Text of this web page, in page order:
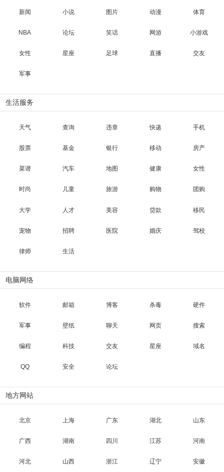
新闻 小说 图片 动漫 体育
NBA 论坛 笑话 网游 小游戏
女性 星座 足球 直播 交友
军事
生活服务
天气 查询 违章 快递 手机
股票 基金 银行 移动 房产
菜谱 汽车 地图 健康 女性
时尚 儿童 旅游 购物 团购
大学 人才 美容 贷款 移民
宠物 招聘 医院 婚庆 驾校
律师 生活
电脑网络
软件 邮箱 博客 杀毒 硬件
军事 壁纸 聊天 网页 搜索
编程 科技 交友 星座 域名
QQ 安全 论坛
地方网站
北京 上海 广东 湖北 山东
广西 湖南 四川 江苏 河南
河北 山西 浙江 辽宁 安徽